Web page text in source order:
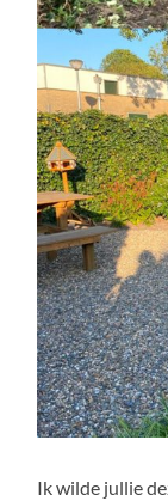
Ik wilde jullie